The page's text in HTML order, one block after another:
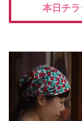
本日チ